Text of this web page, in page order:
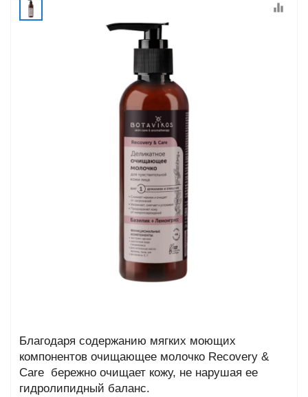
equalizer
Благодаря содержанию мягких моющих
компонентов очищающее молочко Recovery &
Care бережно очищает кожу, не нарушая ее
гидролипидный баланс.